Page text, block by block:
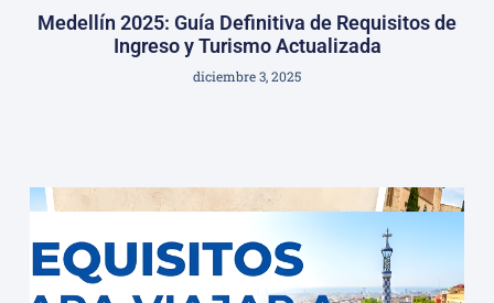
Medellín 2025: Guía Definitiva de Requisitos de
Ingreso y Turismo Actualizada
diciembre 3, 2025